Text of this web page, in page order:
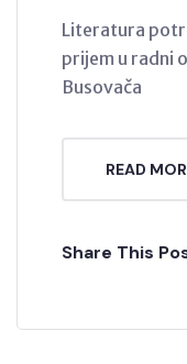
Literatura
prijem u radni
Busovača
READ
Share This